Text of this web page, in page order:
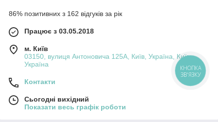
86% позитивних з 162 відгуків за рік
Працює з 03.05.2018
м. Київ
03150, вулиця Антоновича 125А, Київ, Україна, Київ,
Україна
Контакти
Сьогодні вихідний
Показати весь графік роботи
КНОПКА
ЗВ'ЯЗКУ